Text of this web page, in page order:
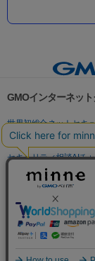
GMOインターネッ
世界初総合ネットセキ
パスワード漏洩診断
セキュリティ相談AIチ
実在証明・盗聴対策
サイバー攻撃対策（
セキュリティ事業の軌